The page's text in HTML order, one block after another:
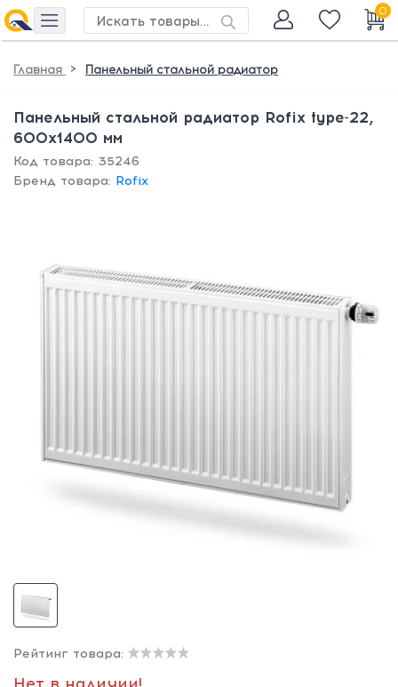
0
Главная > Панельный стальной радиатор
Панельный стальной радиатор Rofix type-22,
600х1400 мм
Код товара: 35246
Бренд товара: Rofix
Рейтинг товара: